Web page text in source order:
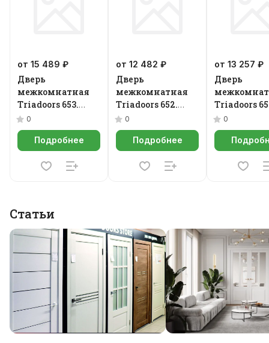
от 15 489 ₽
Дверь
межкомнатная
Triadoors 653.
Future
0
Подробнее
от 12 482 ₽
Дверь
межкомнатная
Triadoors 652.
Future
0
Подробнее
от 13 257 ₽
Дверь
Triadoors
Future
0
Статьи